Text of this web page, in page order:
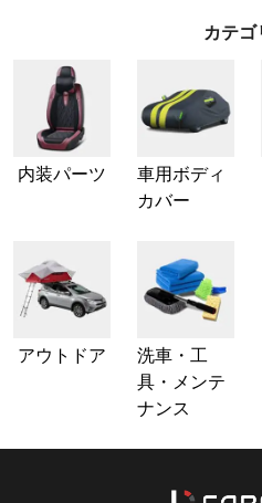
カテゴ
内装パーツ
車用ボディ
カバー
アウトドア
洗車・工
具・メンテ
ナンス